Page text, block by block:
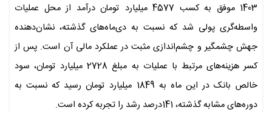
1403 موفق به کسب 4577 میلیارد تومان درآمد از محل عملیات
واسطه‌گری پولی شد که نسبت به دی‌ماه‌های گذشته، نشان‌دهنده
جهش چشمگیر و چشم‌اندازی مثبت در عملکرد مالی آن است. پس از
کسر هزینه‌های مرتبط با عملیات به مبلغ 2728 میلیارد تومان، سود
خالص بانک در این ماه به 1849 میلیارد تومان رسید که نسبت به
دوره‌های مشابه گذشته، 141درصد رشد را تجربه کرده است.